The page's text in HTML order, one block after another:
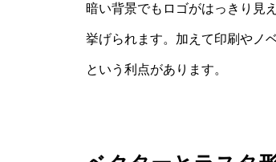
暗い背景でもロゴがはっきり見
挙げられます。加えて印刷やノ
という利点があります。